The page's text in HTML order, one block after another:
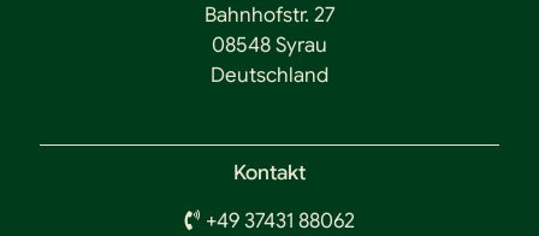
Bahnhofstr. 27
08548 Syrau
Deutschland
Kontakt
+49 37431 88062